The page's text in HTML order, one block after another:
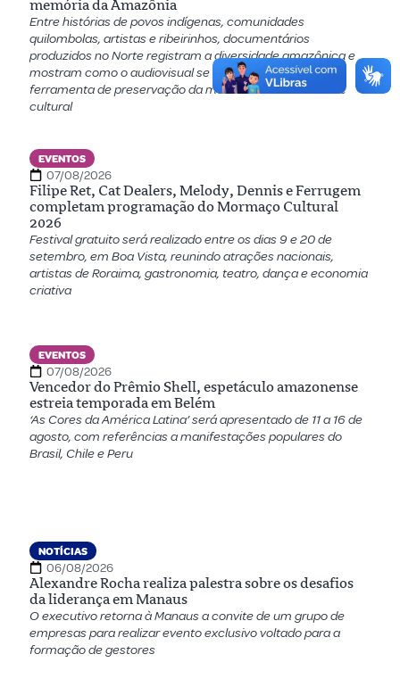
memória da Amazônia
Entre histórias de povos indígenas, comunidades
quilombolas, artistas e ribeirinhos, documentários
produzidos no Norte registram a diversidade amazônica e
mostram como o audiovisual se tornou uma importante
ferramenta de preservação da memória e da identidade
cultural
EVENTOS
07/08/2026
Filipe Ret, Cat Dealers, Melody, Dennis e Ferrugem
completam programação do Mormaço Cultural
2026
Festival gratuito será realizado entre os dias 9 e 20 de
setembro, em Boa Vista, reunindo atrações nacionais,
artistas de Roraima, gastronomia, teatro, dança e economia
criativa
EVENTOS
07/08/2026
Vencedor do Prêmio Shell, espetáculo amazonense
estreia temporada em Belém
‘As Cores da América Latina’ será apresentado de 11 a 16 de
agosto, com referências a manifestações populares do
Brasil, Chile e Peru
NOTÍCIAS
06/08/2026
Alexandre Rocha realiza palestra sobre os desafios
da liderança em Manaus
O executivo retorna à Manaus a convite de um grupo de
empresas para realizar evento exclusivo voltado para a
formação de gestores